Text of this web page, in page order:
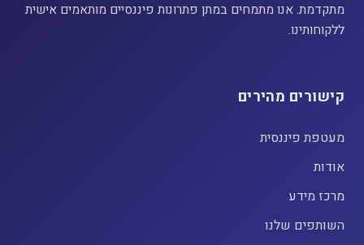
מתקדמת. אנו מתמחים במתן פתרונות פיננסיים מותאמים אישית
ללקוחותינו.
קישורים מהירים
מעטפת פיננסית
אודות
מרכז מידע
השותפים שלנו